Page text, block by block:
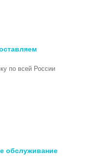
по всей России
обслуживание